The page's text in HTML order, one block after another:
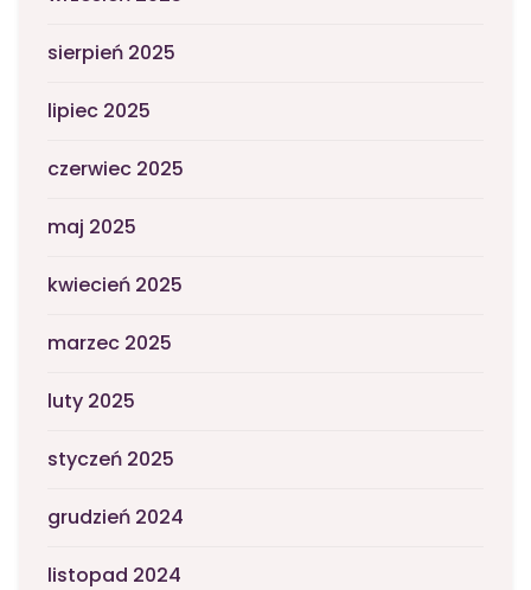
sierpień 2025
lipiec 2025
czerwiec 2025
maj 2025
kwiecień 2025
marzec 2025
luty 2025
styczeń 2025
grudzień 2024
listopad 2024